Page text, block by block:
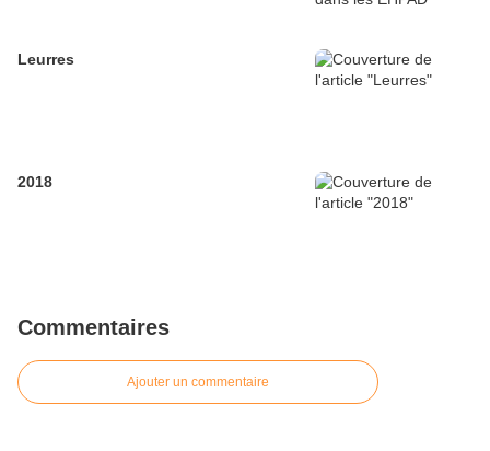
Leurres
2018
Commentaires
Ajouter un commentaire